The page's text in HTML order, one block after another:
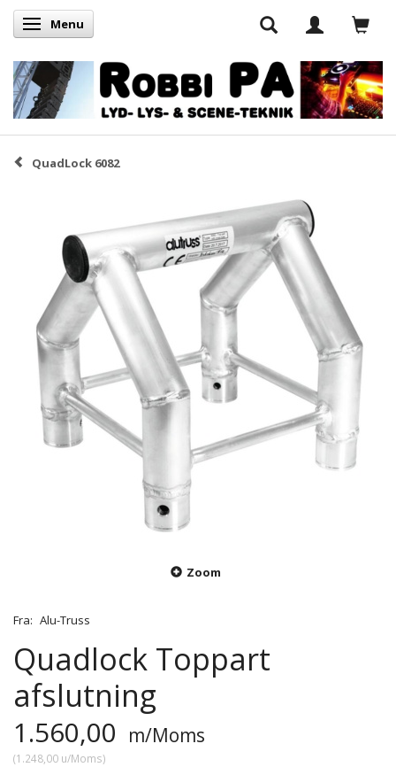
Skifte navigation
Menu
QuadLock 6082
Zoom
Fra: Alu-Truss
Quadlock Toppart
afslutning
1.560,00 m/Moms
(1.248,00 u/Moms)